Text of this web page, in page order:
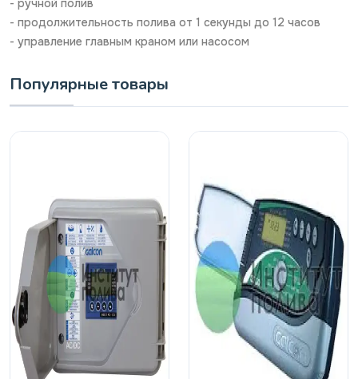
- ручной полив
- продолжительность полива от 1 секунды до 12 часов
- управление главным краном или насосом
Популярные товары